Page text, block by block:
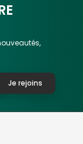
Je rejoins